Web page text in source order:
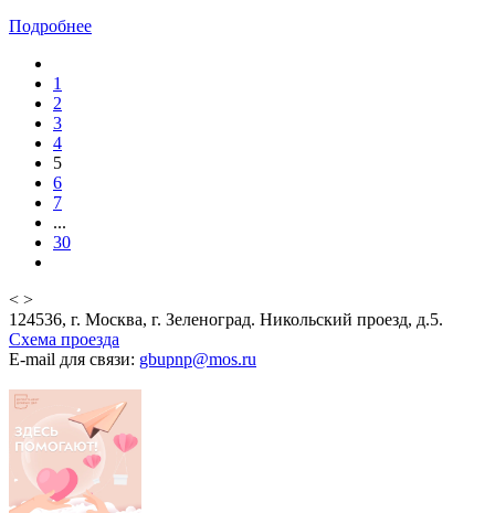
Подробнее
1
2
3
4
5
6
7
...
30
< >
124536, г. Москва, г. Зеленоград. Никольский проезд, д.5.
Схема проезда
E-mail для связи: gbupnp@mos.ru